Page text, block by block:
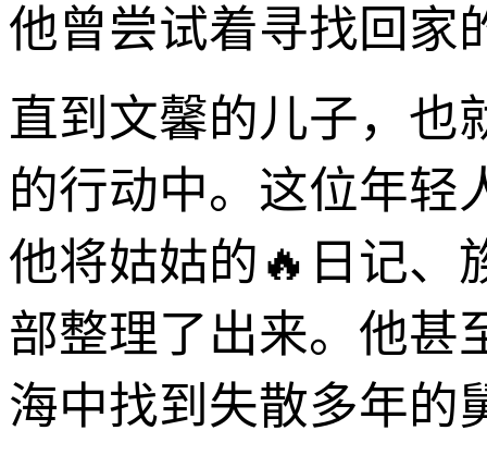
他曾尝试着寻找回家
直到文馨的儿子，也
的行动中。这位年轻
他将姑姑的🔥日记、
部整理了出来。他甚
海中找到失散多年的